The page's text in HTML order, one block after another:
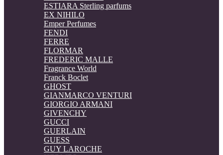
ESTIARA Sterling parfums
EX NIHILO
Emper Perfumes
FENDI
FERRE
FLORMAR
FREDERIC MALLE
Fragrance World
Franck Boclet
GHOST
GIANMARCO VENTURI
GIORGIO ARMANI
GIVENCHY
GUCCI
GUERLAIN
GUESS
GUY LAROCHE